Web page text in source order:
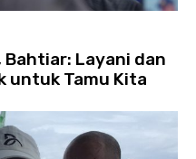
Layani dan
untuk Tamu Kita